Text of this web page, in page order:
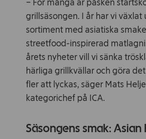
− För många är påsken
grillsäsongen. I år har vi växlat
sortiment med asiatiska
streetfood-inspirerad
årets nyheter vill vi sänka
härliga grillkvällar och göra
fler att lyckas, säger Mats
kategorichef på ICA.
Säsongens smak: Asian